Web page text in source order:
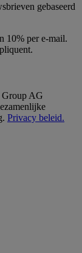
gebaseerd
10% per e-mail.
Group AG
Privacy beleid.